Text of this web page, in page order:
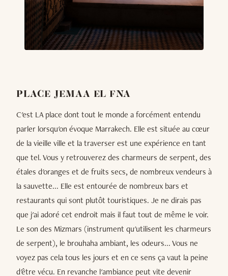
PLACE JEMAA EL FNA
C'est LA place dont tout le monde a forcément entendu
parler lorsqu'on évoque Marrakech. Elle est située au cœur
de la vieille ville et la traverser est une expérience en tant
que tel. Vous y retrouverez des charmeurs de serpent, des
étales d'oranges et de fruits secs, de nombreux vendeurs à
la sauvette... Elle est entourée de nombreux bars et
restaurants qui sont plutôt touristiques. Je ne dirais pas
que j'ai adoré cet endroit mais il faut tout de même le voir.
Le son des Mizmars (instrument qu'utilisent les charmeurs
de serpent), le brouhaha ambiant, les odeurs... Vous ne
voyez pas cela tous les jours et en ce sens ça vaut la peine
d'être vécu. En revanche l'ambiance peut vite devenir